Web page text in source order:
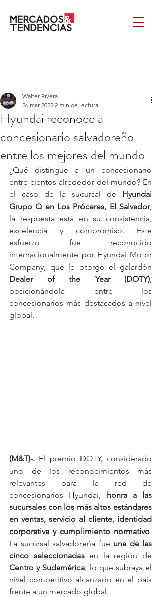
Hyundai reconoce a
concesionario salvadoreño
entre los mejores del mundo
Walter Rivera
26 mar 2025 2 min de lectura
¿Qué distingue a un concesionario
entre cientos alrededor del mundo? En
el caso de la sucursal de Hyundai
Grupo Q en Los Próceres, El Salvador,
la respuesta está en su consistencia,
excelencia y compromiso. Este
esfuerzo fue reconocido
internacionalmente por Hyundai Motor
Dealer of the Year (DOTY),
posicionándola entre los
concesionarios más destacados a nivel
global.
(M&T)-. El premio DOTY, considerado
uno de los reconocimientos más
relevantes para la red de
concesionarios Hyundai, honra a las
sucursales con los más altos estándares
en ventas, servicio al cliente, identidad
corporativa y cumplimiento normativo.
La sucursal salvadoreña fue una de las
cinco seleccionadas
Centro y Sudamérica, lo que subraya el
nivel competitivo alcanzado en el país
frente a un mercado global.